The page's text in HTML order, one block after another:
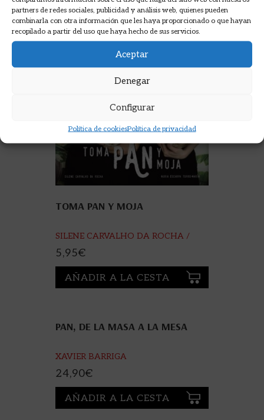
partners de redes sociales, publicidad y análisis web, quienes pueden
combinarla con otra información que les haya proporcionado o que hayan
recopilado a partir del uso que haya hecho de sus servicios.
Aceptar
Denegar
Configurar
Política de cookiesPolítica de privacidad
TOMA PAN Y MOJA
SILENE CARVALHO DA ROCHA /
NURIA ESCARPA
5,95€
AÑADIR A LA CESTA
PAN, DE LA MASA A LA MESA
XAVIER BARRIGA
24,90€
AÑADIR A LA CESTA